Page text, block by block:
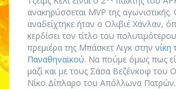
ανακηρύσσεται MVP της
αναδείχτηκε ήταν ο Ολιβιέ Χάνλαν,
κερδίσει τον τίτλο του
πρεμιέρα της Μπάσκετ Λιγκ στην νίκη
Παναθηναϊκού. Να πούμε όμως πως
μαζί και με τους Σάσα Βεζένκοφ του
Νίκο Δίπλαρο του Απόλλωνα Πατρών.